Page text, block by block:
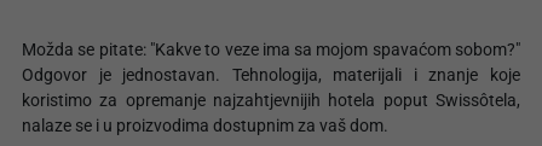
Možda se pitate: "Kakve to veze ima sa mojom spavaćom sobom?"
Odgovor je jednostavan. Tehnologija, materijali i znanje koje
koristimo za opremanje najzahtjevnijih hotela poput Swissôtela,
nalaze se i u proizvodima dostupnim za vaš dom.